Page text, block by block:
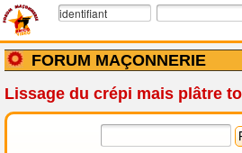
FORUM MAÇONNERIE
Lissage du crépi mais plâtre